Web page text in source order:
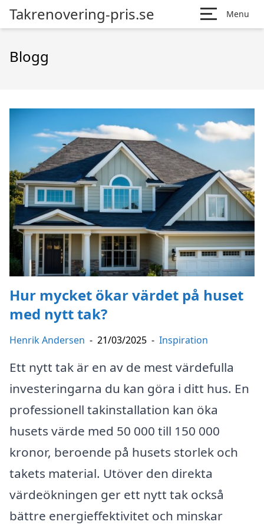
Takrenovering-pris.se Menu
Blogg
Hur mycket ökar värdet på huset
med nytt tak?
Henrik Andersen - 21/03/2025 - Inspiration
Ett nytt tak är en av de mest värdefulla
investeringarna du kan göra i ditt hus. En
professionell takinstallation kan öka
husets värde med 50 000 till 150 000
kronor, beroende på husets storlek och
takets material. Utöver den direkta
värdeökningen ger ett nytt tak också
bättre energieffektivitet och minskar